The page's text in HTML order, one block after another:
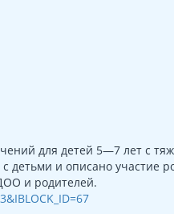
для детей 5—7 лет с
детьми и описано участие
и родителей.